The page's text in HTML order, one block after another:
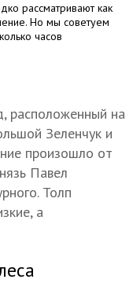
рассматривают как
Но мы советуем
часов
расположенный на
Зеленчук и
произошло от
Павел
Толп
а